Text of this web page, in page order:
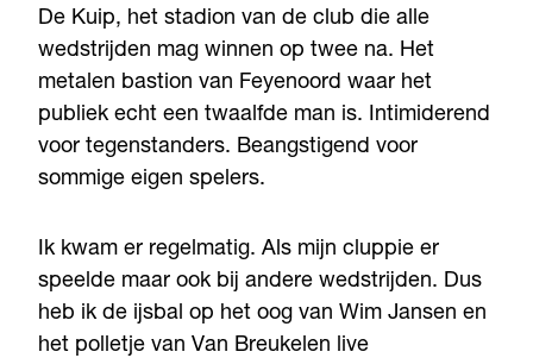
De Kuip, het stadion van de club die alle
wedstrijden mag winnen op twee na. Het
metalen bastion van Feyenoord waar het
publiek echt een twaalfde man is. Intimiderend
voor tegenstanders. Beangstigend voor
sommige eigen spelers.
Ik kwam er regelmatig. Als mijn cluppie er
speelde maar ook bij andere wedstrijden. Dus
heb ik de ijsbal op het oog van Wim Jansen en
het polletje van Van Breukelen live